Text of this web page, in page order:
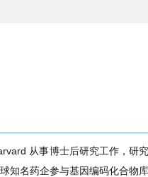
从事博士后研究工作，研
知名药企参与基因编码化合物